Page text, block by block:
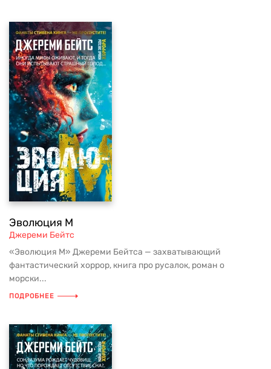
Эволюция M
Джереми Бейтс
«Эволюция М» Джереми Бейтса — захватывающий
фантастический хоррор, книга про русалок, роман о
морски...
ПОДРОБНЕЕ